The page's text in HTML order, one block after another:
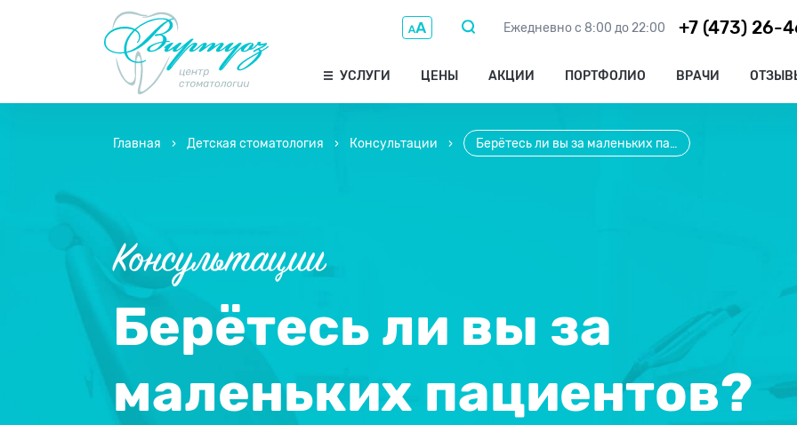
Ежедневно с 8:00 до 22:00 +7 (473) 26-
УСЛУГИ ЦЕНЫ АКЦИИ ПОРТФОЛИО ВРАЧИ
Главная › Детская стоматология › Консультации › Берётесь ли вы за маленьких пациентов
Консультации
Берётесь ли вы за
маленьких пациентов?